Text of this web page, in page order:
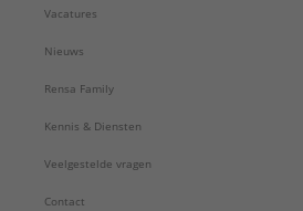
Vacatures
Nieuws
Rensa Family
Kennis & Diensten
Veelgestelde vragen
Contact